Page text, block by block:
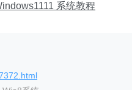
系统教程